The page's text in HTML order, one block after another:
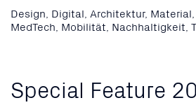
Design, Digital, Architektur, Material,
MedTech, Mobilität, Nachhaltigkeit,
Special Feature